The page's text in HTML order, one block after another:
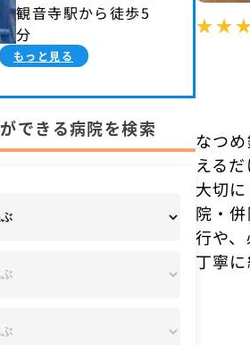
なつ
える
大切
院・
行や
丁寧
観音寺駅から徒歩5
分
もっと見る
ができる病院を検索